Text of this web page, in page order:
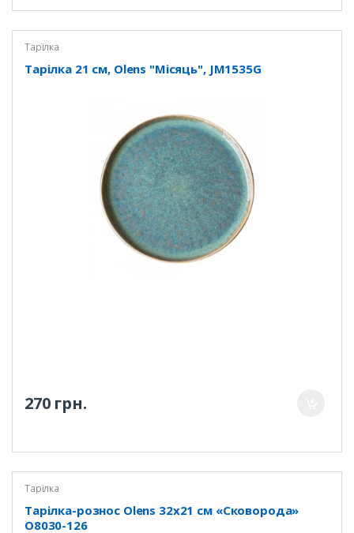
Тарілка
Тарілка 21 см, Olens "Місяць", JM1535G
270 грн.
Тарілка
Тарілка-рознос Olens 32х21 см «Сковорода»
O8030-126